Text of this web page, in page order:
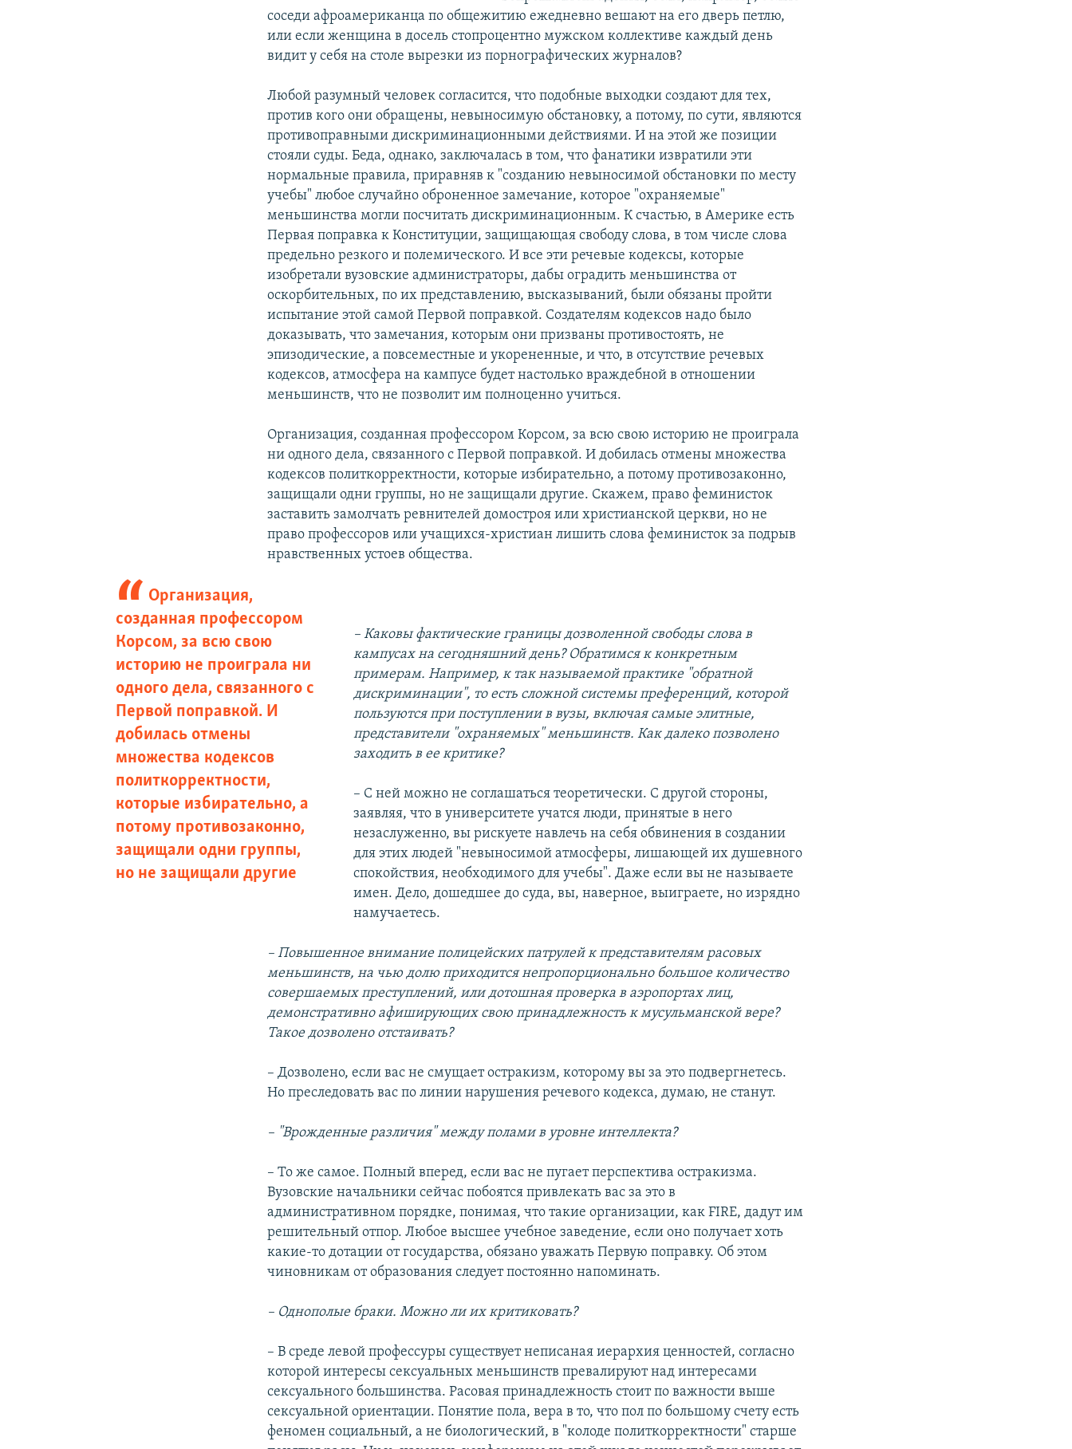
соседи афроамериканца по общежитию ежедневно вешают на его дверь петлю,
или если женщина в досель стопроцентно мужском коллективе каждый день
видит у себя на столе вырезки из порнографических журналов?
Любой разумный человек согласится, что подобные выходки создают для тех,
против кого они обращены, невыносимую обстановку, а потому, по сути, являются
противоправными дискриминационными действиями. И на этой же позиции
стояли суды. Беда, однако, заключалась в том, что фанатики извратили эти
нормальные правила, приравняв к "созданию невыносимой обстановки по месту
учебы" любое случайно оброненное замечание, которое "охраняемые"
меньшинства могли посчитать дискриминационным. К счастью, в Америке есть
Первая поправка к Конституции, защищающая свободу слова, в том числе слова
предельно резкого и полемического. И все эти речевые кодексы, которые
изобретали вузовские администраторы, дабы оградить меньшинства от
оскорбительных, по их представлению, высказываний, были обязаны пройти
испытание этой самой Первой поправкой. Создателям кодексов надо было
доказывать, что замечания, которым они призваны противостоять, не
эпизодические, а повсеместные и укорененные, и что, в отсутствие речевых
кодексов, атмосфера на кампусе будет настолько враждебной в отношении
меньшинств, что не позволит им полноценно учиться.
Организация, созданная профессором Корсом, за всю свою историю не проиграла
ни одного дела, связанного с Первой поправкой. И добилась отмены множества
кодексов политкорректности, которые избирательно, а потому противозаконно,
защищали одни группы, но не защищали другие. Скажем, право феминисток
заставить замолчать ревнителей домостроя или христианской церкви, но не
право профессоров или учащихся-христиан лишить слова феминисток за подрыв
нравственных устоев общества.
Организация,
созданная профессором
Корсом, за всю свою
историю не проиграла ни
одного дела, связанного с
Первой поправкой. И
добилась отмены
множества кодексов
политкорректности,
которые избирательно, а
потому противозаконно,
защищали одни группы,
но не защищали другие
– Каковы фактические границы дозволенной свободы слова в
кампусах на сегодняшний день? Обратимся к конкретным
примерам. Например, к так называемой практике "обратной
дискриминации", то есть сложной системы преференций, которой
пользуются при поступлении в вузы, включая самые элитные,
представители "охраняемых" меньшинств. Как далеко позволено
заходить в ее критике?
– С ней можно не соглашаться теоретически. С другой стороны,
заявляя, что в университете учатся люди, принятые в него
незаслуженно, вы рискуете навлечь на себя обвинения в создании
для этих людей "невыносимой атмосферы, лишающей их душевного
спокойствия, необходимого для учебы". Даже если вы не называете
имен. Дело, дошедшее до суда, вы, наверное, выиграете, но изрядно
намучаетесь.
– Повышенное внимание полицейских патрулей к представителям расовых
меньшинств, на чью долю приходится непропорционально большое количество
совершаемых преступлений, или дотошная проверка в аэропортах лиц,
демонстративно афиширующих свою принадлежность к мусульманской вере?
Такое дозволено отстаивать?
– Дозволено, если вас не смущает остракизм, которому вы за это подвергнетесь.
Но преследовать вас по линии нарушения речевого кодекса, думаю, не станут.
– "Врожденные различия" между полами в уровне интеллекта?
– То же самое. Полный вперед, если вас не пугает перспектива остракизма.
Вузовские начальники сейчас побоятся привлекать вас за это в
административном порядке, понимая, что такие организации, как FIRE, дадут им
решительный отпор. Любое высшее учебное заведение, если оно получает хоть
какие-то дотации от государства, обязано уважать Первую поправку. Об этом
чиновникам от образования следует постоянно напоминать.
– Однополые браки. Можно ли их критиковать?
– В среде левой профессуры существует неписаная иерархия ценностей, согласно
которой интересы сексуальных меньшинств превалируют над интересами
сексуального большинства. Расовая принадлежность стоит по важности выше
сексуальной ориентации. Понятие пола, вера в то, что пол по большому счету есть
феномен социальный, а не биологический, в "колоде политкорректности" старше